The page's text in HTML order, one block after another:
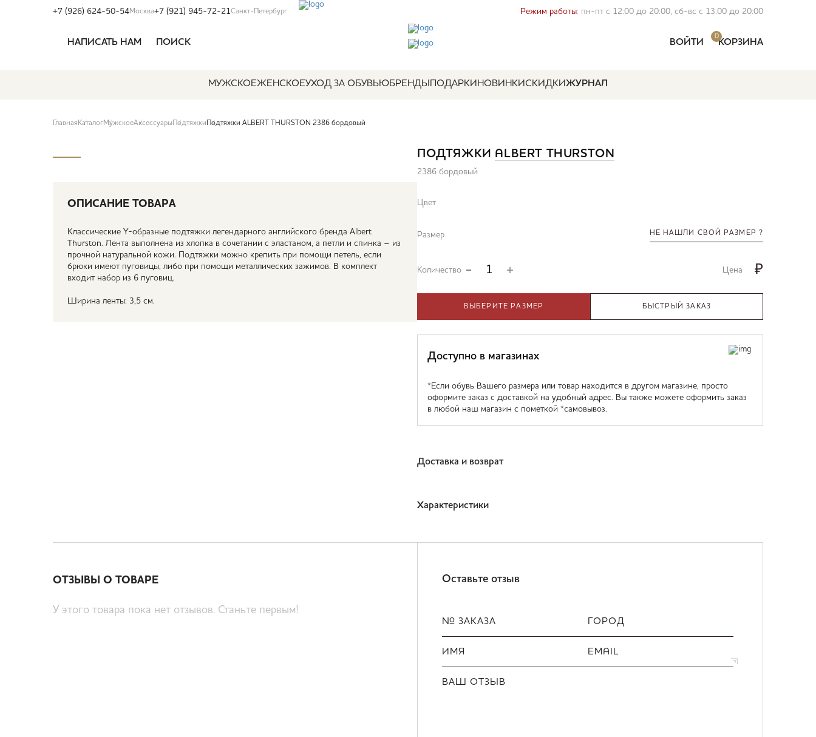
+7 (926) 624-50-54Москва+7 (921) 945-72-21Санкт-Петербург Режим работы: пн-пт с 12:00 до 20:00, сб-вс с 13:00 до 20:00
НАПИСАТЬ НАМ ПОИСК ВОЙТИ
0
КОРЗИНА
МУЖСКОЕЖЕНСКОЕУХОД ЗА ОБУВЬЮБРЕНДЫ ПОДАРКИ НОВИНКИСКИДКИЖУРНАЛ
Главная КаталогМужскоеАксессуары Подтяжки Подтяжки ALBERT THURSTON 2386 бордовый
ОПИСАНИЕ ТОВАРА
Классические Y-образные подтяжки легендарного английского бренда Albert
Thurston. Лента выполнена из хлопка в сочетании с эластаном, а петли и спинка – из
прочной натуральной кожи. Подтяжки можно крепить при помощи петель, если
брюки имеют пуговицы, либо при помощи металлических зажимов. В комплект
входит набор из 6 пуговиц.
Ширина ленты: 3,5 см.
ПОДТЯЖКИ ALBERT THURSTON
2386 бордовый
Цвет
Размер НЕ НАШЛИ СВОЙ РАЗМЕР ?
Количество Цена ₽
ВЫБЕРИТЕ РАЗМЕР БЫСТРЫЙ ЗАКАЗ
Доступно в магазинах
*Если обувь Вашего размера или товар находится в другом магазине, просто
оформите заказ с доставкой на удобный адрес. Вы также можете оформить заказ
в любой наш магазин с пометкой *самовывоз.
Доставка и возврат
Характеристики
ОТЗЫВЫ О ТОВАРЕ
У этого товара пока нет отзывов. Станьте первым!
Оставьте отзыв
№ ЗАКАЗА ГОРОД
ИМЯ EMAIL
ВАШ ОТЗЫВ